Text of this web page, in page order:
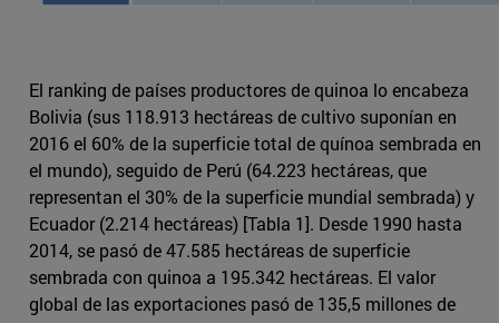
El ranking de países productores de quinoa lo encabeza
Bolivia (sus 118.913 hectáreas de cultivo suponían en
2016 el 60% de la superficie total de quínoa sembrada en
el mundo), seguido de Perú (64.223 hectáreas, que
representan el 30% de la superficie mundial sembrada) y
Ecuador (2.214 hectáreas) [Tabla 1]. Desde 1990 hasta
2014, se pasó de 47.585 hectáreas de superficie
sembrada con quinoa a 195.342 hectáreas. El valor
global de las exportaciones pasó de 135,5 millones de